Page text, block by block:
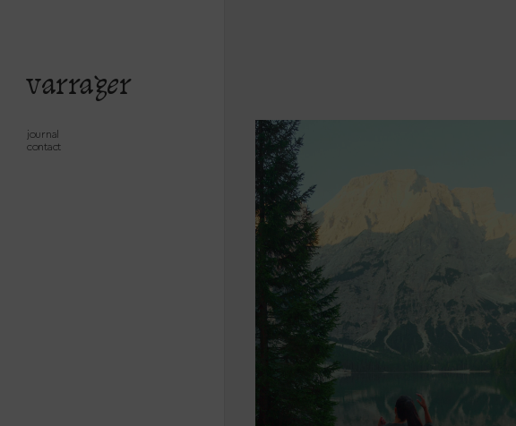
varrager
journal
contact